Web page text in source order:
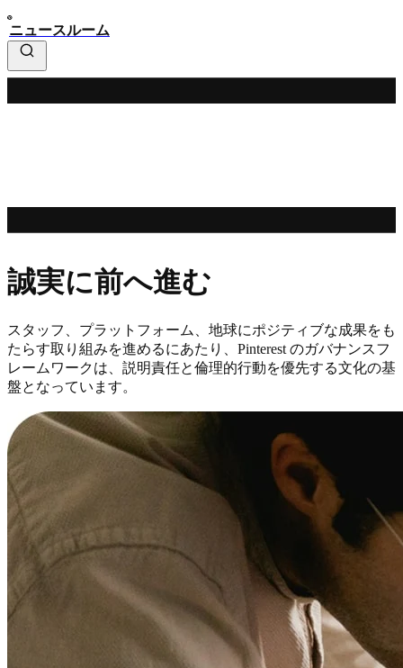
ニュースルーム
誠実に前へ進む
スタッフ、プラットフォーム、地球にポジティブな成果をも
たらす取り組みを進めるにあたり、Pinterest のガバナンスフ
レームワークは、説明責任と倫理的行動を優先する文化の基
盤となっています。